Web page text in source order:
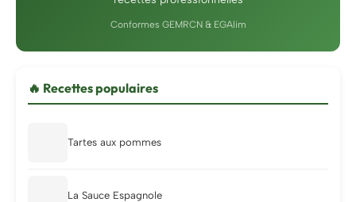
Conformes GEMRCN & EGAlim
🔥 Recettes populaires
Tartes aux pommes
La Sauce Espagnole